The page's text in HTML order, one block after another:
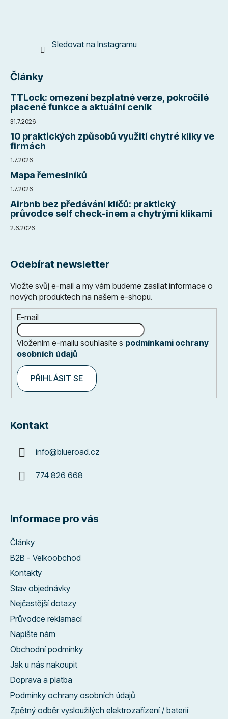
Sledovat na Instagramu
Články
TTLock: omezení bezplatné verze, pokročilé
placené funkce a aktuální ceník
31.7.2026
10 praktických způsobů využití chytré kliky ve
firmách
1.7.2026
Mapa řemeslníků
1.7.2026
Airbnb bez předávání klíčů: praktický
průvodce self check-inem a chytrými klikami
2.6.2026
Odebírat newsletter
Vložte svůj e-mail a my vám budeme zasílat informace o
nových produktech na našem e-shopu.
E-mail
Vložením e-mailu souhlasíte s podmínkami ochrany
osobních údajů
PŘIHLÁSIT SE
Kontakt
info@blueroad.cz
774 826 668
Informace pro vás
Články
B2B - Velkoobchod
Kontakty
Stav objednávky
Nejčastější dotazy
Průvodce reklamací
Napište nám
Obchodní podmínky
Jak u nás nakoupit
Doprava a platba
Podmínky ochrany osobních údajů
Zpětný odběr vysloužilých elektrozařízení / baterií